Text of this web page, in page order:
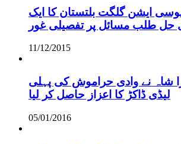
ایشن گلگت بلتستان کا ایک
حل طلب مسائل پر تفصیلی غور
11/12/2015
شاہ نے وادی حراموش کی پہلی
لیڈی ڈاکڑ کا اعزاز حاصل کر لیا
05/01/2016